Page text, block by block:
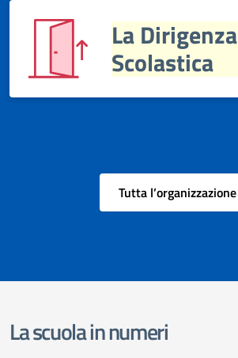
La Dirigenza
Scolastica
Tutta l’organizzazione
La scuola in numeri